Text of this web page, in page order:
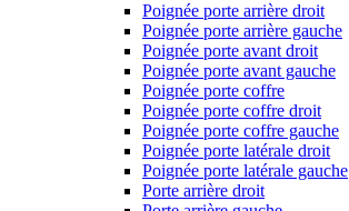
Poignée porte arrière droit
Poignée porte arrière gauche
Poignée porte avant droit
Poignée porte avant gauche
Poignée porte coffre
Poignée porte coffre droit
Poignée porte coffre gauche
Poignée porte latérale droit
Poignée porte latérale gauche
Porte arrière droit